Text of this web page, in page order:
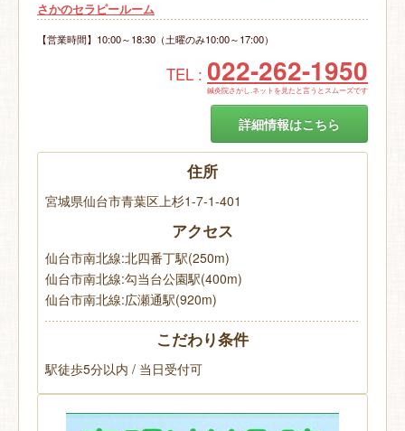
さかのセラピールーム
【営業時間】10:00～18:30（土曜のみ10:00～17:00）
TEL : 022-262-1950
鍼灸院さがし.ネットを見たと言うとスムーズです
詳細情報はこちら
住所
宮城県仙台市青葉区上杉1-7-1-401
アクセス
仙台市南北線:北四番丁駅(250m)
仙台市南北線:勾当台公園駅(400m)
仙台市南北線:広瀬通駅(920m)
こだわり条件
駅徒歩5分以内 / 当日受付可